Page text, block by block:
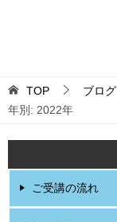
TOP ブログ
年別: 2022年
ご受講の流れ